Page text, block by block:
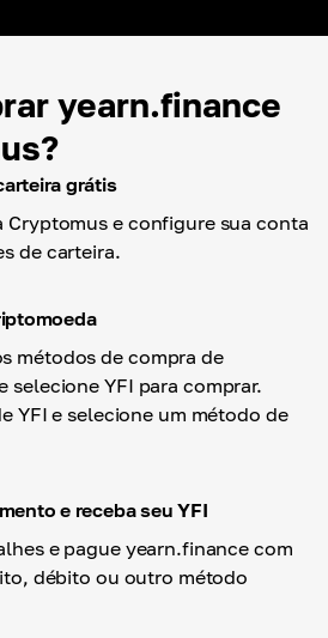
yearn.finance
grátis
Cryptomus e configure sua conta
de carteira.
métodos de compra de
selecione YFI para comprar.
YFI e selecione um método de
e receba seu YFI
e pague yearn.finance com
débito ou outro método